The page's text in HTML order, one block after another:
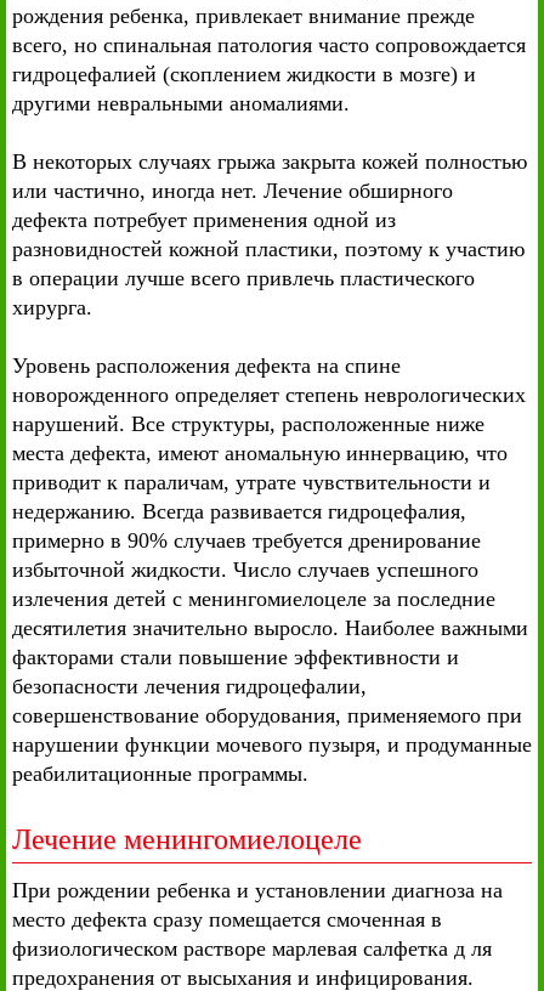
рождения ребенка, привлекает внимание прежде
всего, но спинальная патология часто сопровождается
гидроцефалией (скоплением жидкости в мозге) и
другими невральными аномалиями.
В некоторых случаях грыжа закрыта кожей полностью
или частично, иногда нет. Лечение обширного
дефекта потребует применения одной из
разновидностей кожной пластики, поэтому к участию
в операции лучше всего привлечь пластического
хирурга.
Уровень расположения дефекта на спине
новорожденного определяет степень неврологических
нарушений. Все структуры, расположенные ниже
места дефекта, имеют аномальную иннервацию, что
приводит к параличам, утрате чувствительности и
недержанию. Всегда развивается гидроцефалия,
примерно в 90% случаев требуется дренирование
избыточной жидкости. Число случаев успешного
излечения детей с менингомиелоцеле за последние
десятилетия значительно выросло. Наиболее важными
факторами стали повышение эффективности и
безопасности лечения гидроцефалии,
совершенствование оборудования, применяемого при
нарушении функции мочевого пузыря, и продуманные
реабилитационные программы.
Лечение менингомиелоцеле
При рождении ребенка и установлении диагноза на
место дефекта сразу помещается смоченная в
физиологическом растворе марлевая салфетка д ля
предохранения от высыхания и инфицирования.